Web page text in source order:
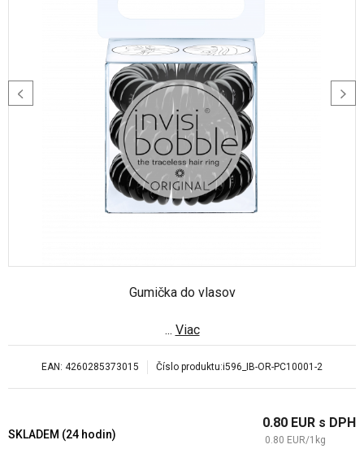
Gumička do vlasov
... Viac
EAN: 4260285373015 Číslo produktu:i596_IB-OR-PC10001-2
SKLADEM (24 hodin)
0.80 EUR s DPH
0.80 EUR/1 kg